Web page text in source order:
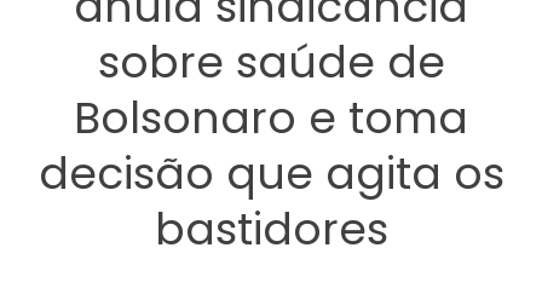
sobre saúde de
Bolsonaro e toma
decisão que agita os
bastidores